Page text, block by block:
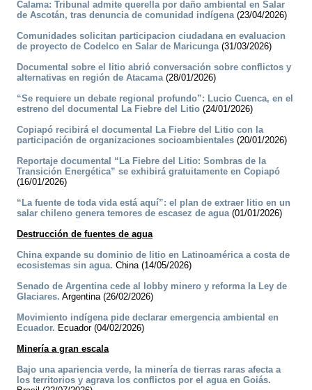
Calama: Tribunal admite querella por daño ambiental en Salar
de Ascotán, tras denuncia de comunidad indígena(23/04/2026)
Comunidades solicitan participacion ciudadana en evaluacion
de proyecto de Codelco en Salar de Maricunga(31/03/2026)
Documental sobre el litio abrió conversación sobre conflictos y
alternativas en región de Atacama(28/01/2026)
“Se requiere un debate regional profundo”: Lucio Cuenca, en el
estreno del documental La Fiebre del Litio (24/01/2026)
Copiapó recibirá el documental La Fiebre del Litio con la
participación de organizaciones socioambientales (20/01/2026)
Reportaje documental “La Fiebre del Litio: Sombras de la
Transición Energética” se exhibirá gratuitamente en Copiapó
(16/01/2026)
“La fuente de toda vida está aquí”: el plan de extraer litio en un
salar chileno genera temores de escasez de agua(01/01/2026)
Destrucción de fuentes de agua
China expande su dominio de litio en Latinoamérica a costa de
ecosistemas sin agua. China (14/05/2026)
Senado de Argentina cede al lobby minero y reforma la Ley de
Glaciares. Argentina (26/02/2026)
Movimiento indígena pide declarar emergencia ambiental en
Ecuador. Ecuador (04/02/2026)
Minería a gran escala
Bajo una apariencia verde, la minería de tierras raras afecta a
los territorios y agrava los conflictos por el agua en Goiás.